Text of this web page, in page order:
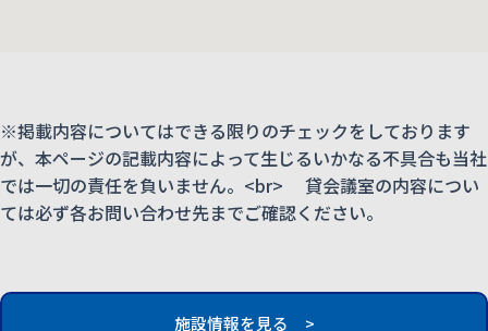
※掲載内容についてはできる限りのチェックをしております
が、本ページの記載内容によって生じるいかなる不具合も当社
では一切の責任を負いません。<br> 貸会議室の内容につい
ては必ず各お問い合わせ先までご確認ください。
施設情報を見る >